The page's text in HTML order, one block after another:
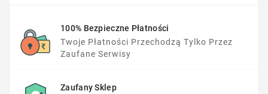
100% Bezpieczne Płatności
Twoje Płatności Przechodzą Tylko Przez
Zaufane Serwisy
Zaufany Sklep